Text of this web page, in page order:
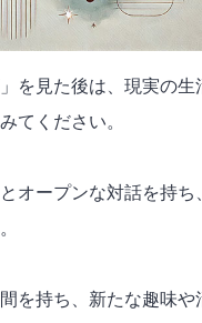
を見た後は、現実の生
てください。
オープンな対話を持ち
を持ち、新たな趣味や